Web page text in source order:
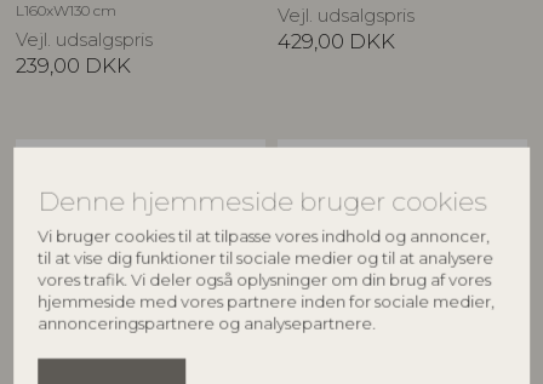
Denne hjemmeside bruger cookies
Vi bruger cookies til at tilpasse vores indhold og annoncer,
til at vise dig funktioner til sociale medier og til at analysere
vores trafik. Vi deler også oplysninger om din brug af vores
hjemmeside med vores partnere inden for sociale medier,
annonceringspartnere og analysepartnere.
L160xW130 cm
Vejl. udsalgspris
239,00 DKK
Vejl. udsalgspris
429,00 DKK